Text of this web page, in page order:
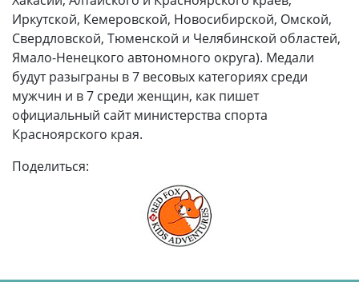
Иркутской, Кемеровской, Новосибирской, Омской,
Свердловской, Тюменской и Челябинской областей,
Ямало-Ненецкого автономного округа). Медали
будут разыграны в 7 весовых категориях среди
мужчин и в 7 среди женщин, как пишет
официальный сайт министерства спорта
Красноярского края.
Поделиться: